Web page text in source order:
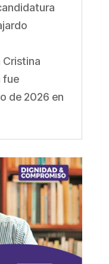
Cristina
fue
de 2026 en